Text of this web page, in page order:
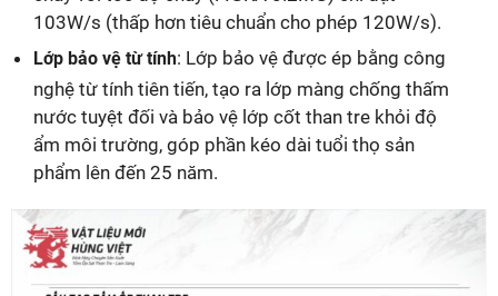
103W/s (thấp hơn tiêu chuẩn cho phép 120W/s).
Lớp bảo vệ từ tính: Lớp bảo vệ được ép bằng công
nghệ từ tính tiên tiến, tạo ra lớp màng chống thấm
nước tuyệt đối và bảo vệ lớp cốt than tre khỏi độ
ẩm môi trường, góp phần kéo dài tuổi thọ sản
phẩm lên đến 25 năm.